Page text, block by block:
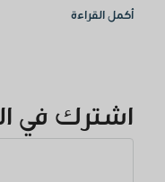
أكمل القراءة
اشترك في